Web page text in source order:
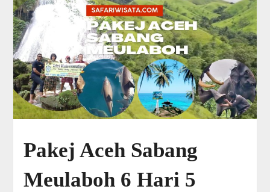
Pakej Aceh Sabang
Meulaboh 6 Hari 5